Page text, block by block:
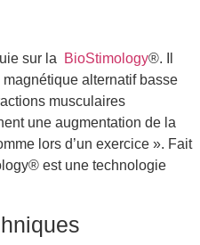
sur la BioStimology®. Il
magnétique alternatif basse
musculaires
une augmentation de la
lors d’un exercice ». Fait
est une technologie